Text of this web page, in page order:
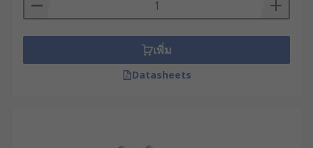
เพิ่ม
Datasheets